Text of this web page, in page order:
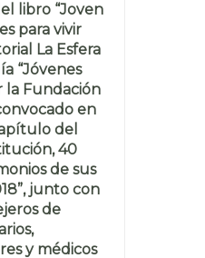
libro “Joven
para vivir
La Esfera
“Jóvenes
la Fundación
en
del
40
de sus
junto con
de
y médicos